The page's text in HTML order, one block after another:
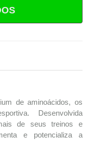
de aminoácidos, os
Desenvolvida
de seus treinos e
e potencializa a